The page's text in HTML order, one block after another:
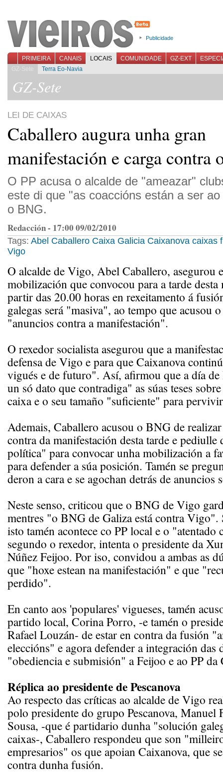
Publicidade
PRIMEIRA CANAIS LOCAIS COMUNIDADE GZ-EXT
GZ-Sete
Terra Eo-Navia
GZ-Sete
LEI DE CAIXAS
Caballero augura unha gran
manifestación e carga contra
O PP acusa o alcalde de "ameazar"
este di que "as coaccións están a ser
o BNG.
Redacción - 17:00 09/02/2010
Tags: Abel Caballero Caixa Galicia Caixanova caixas
Vigo
O alcalde de Vigo, Abel Caballero, asegurou
mobilización que convocou para a tarde desta
partir das 20.00 horas en rexeitamento á
galegas será "masiva", ao tempo que acusou
"anuncios contra a manifestación".
O rexedor socialista asegurou que a
defensa de Vigo e para que Caixanova
vigués e de futuro". Así, afirmou que a día
un só dato que contradiga" as súas teses
caixa e o seu tamaño "suficiente" para
Ademais, Caballero acusou o BNG de
contra da manifestación desta tarde e pediulle
política" para convocar unha mobilización a
para defender a súa posición. Tamén se
deron a cara e se agochan detrás de anuncios
Neste senso, criticou que o BNG de Vigo
mentres "o BNG de Galiza está contra Vigo".
isto tamén acontece co PP local e o
segundo o rexedor, intenta o presidente da
Núñez Feijoo. Por iso, convidou a ambas as
que "hoxe estean na manifestación" e que
perdido".
En canto aos 'populares' vigueses, tamén
partido local, Corina Porro, -e tamén o
Rafael Louzán- de estar en contra da fusión
eleccións" e agora defender a integración das
"obediencia e submisión" a Feijoo e ao PP da
Réplica ao presidente de Pescanova
Ao respecto das críticas ao alcalde de Vigo
polo presidente do grupo Pescanova, Manuel
Sousa, -que é partidario dunha "solución
caixas-, Caballero respondeu que son
empresarios" os que apoian Caixanova, que
contra dunha fusión.